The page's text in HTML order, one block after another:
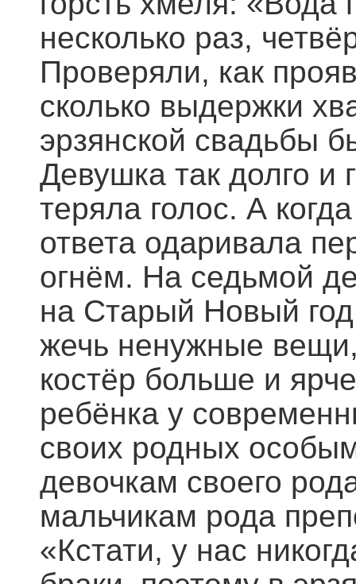
несколько раз,
Проверяли, как
сколько выдержки
эрзянской свадьбы
Девушка так долго и
теряла голос. А
ответа одаривала
огнём. На седьмой
на Старый Новый год
жечь ненужные
костёр больше и
ребёнка у
своих родных
девочкам своего
мальчикам рода
«Кстати, у нас